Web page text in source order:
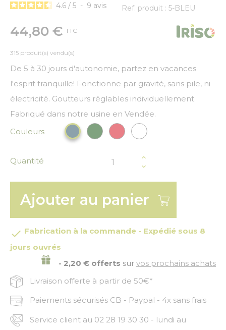
4.6 / 5 - 9 avis Ref. produit : 5-BLEU
44,80 € TTC
315 produit(s) vendu(s)
De 5 à 30 jours d'autonomie, partez en vacances
l'esprit tranquille! Fonctionne par gravité, sans pile, ni
électricité. Goutteurs réglables individuellement.
Fabriqué dans notre usine en Vendée.
Couleurs
Bleu paonVert FoncéRougeBlanc
Quantité
Ajouter au panier
 Fabrication à la commande - Expédié sous 8
jours ouvrés
- 2,20 € offerts sur vos prochains achats
Livraison offerte à partir de 50€*
Paiements sécurisés CB - Paypal - 4x sans frais
Service client au 02 28 19 30 30 - lundi au